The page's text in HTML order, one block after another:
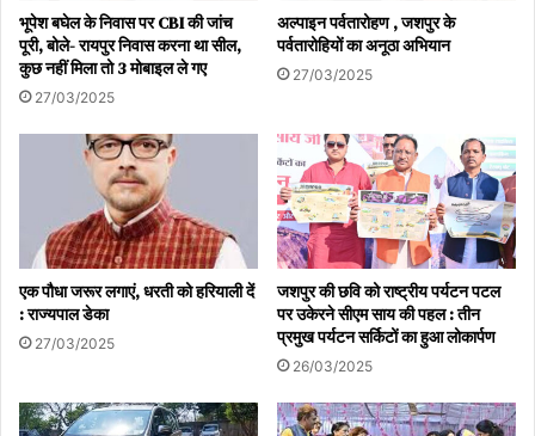
भूपेश बघेल के निवास पर CBI की जांच
पूरी, बोले- रायपुर निवास करना था सील,
कुछ नहीं मिला तो 3 मोबाइल ले गए
27/03/2025
अल्पाइन पर्वतारोहण , जशपुर के
पर्वतारोहियों का अनूठा अभियान
27/03/2025
एक पौधा जरूर लगाएं, धरती को हरियाली दें
: राज्यपाल डेका
27/03/2025
जशपुर की छवि को राष्ट्रीय पर्यटन पटल
पर उकेरने सीएम साय की पहल : तीन
प्रमुख पर्यटन सर्किटों का हुआ लोकार्पण
26/03/2025